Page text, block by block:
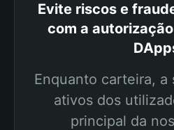
Evite riscos e
com a
Enquanto carteira, a
ativos dos
principal da